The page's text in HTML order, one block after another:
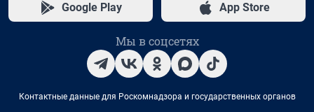
Google Play App Store
Мы в соцсетях
Контактные данные для Роскомнадзора и государственных органов